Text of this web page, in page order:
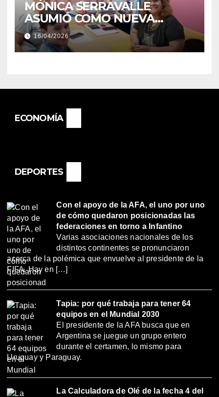
MÓNICA SERRAVALLE
ASUMIÓ COMO NUEVA
DIRECTORA DEL E.E.S. N° 82
«RENÉ FAVALORO» DE
BASAIL.
16/04/2026
ECONOMÍA
DEPORTES
Con el apoyo de la AFA, el uno por uno
de cómo quedaron posicionadas las
federaciones en torno a Infantino
Varias asociaciones nacionales de los
distintos continentes se pronunciaron
acerca de la polémica que envuelve al presidente de la
FIFA. Hay en […]
Tapia: por qué trabaja para tener 64
equipos en el Mundial 2030
El presidente de la AFA busca que en
Argentina se juegue un grupo entero
durante el certamen, lo mismo para
Uruguay y Paraguay.
La Calculadora de Olé de la fecha 4 del